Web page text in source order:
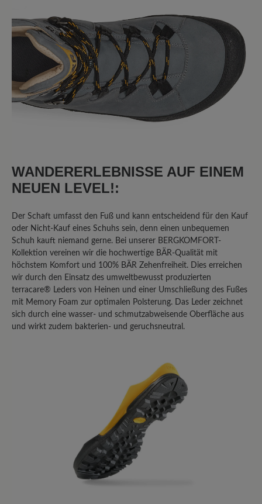
Durchschnittliche Bewertung
4.25 von 5 Sternen
Perfekt (6) 75%
Sehr gut (0) 0%
Bewerten Sie dieses Produkt!
Teilen Sie Ihre Erfahrungen mit anderen
Kunden.
Bewertung schreiben
Bewertung mit 1 von 5 Sternen
Der Bär Bergkomfort Wanderstiefel
2.0 ist eine teure Enttäuschung
WANDERERLEBNISSE AUF EINEM
NEUEN LEVEL!:
Der Schaft umfasst den Fuß und kann entscheidend für den Kauf
oder Nicht-Kauf eines Schuhs sein, denn einen unbequemen
Schuh kauft niemand gerne. Bei unserer BERGKOMFORT-
Kollektion vereinen wir die hochwertige BÄR-Qualität mit
höchstem Komfort und 100% BÄR Zehenfreiheit. Dies erreichen
wir durch den Einsatz des umweltbewusst produzierten
terracare® Leders von Heinen und einer Umschließung des Fußes
mit Memory Foam zur optimalen Polsterung. Das Leder zeichnet
sich durch eine wasser- und schmutzabweisende Oberfläche aus
und wirkt zudem bakterien- und geruchsneutral.